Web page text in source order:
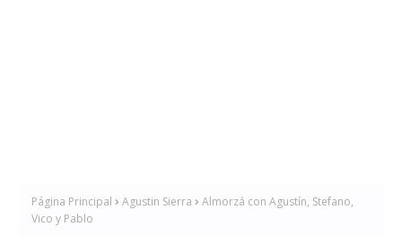
Página Principal Agustin Sierra
Almorzá con Agustín, Stefano,
Vico y Pablo